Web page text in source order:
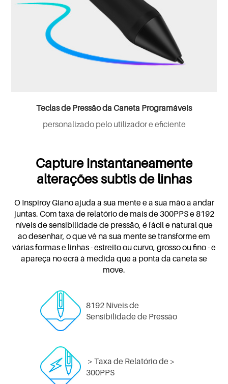
Teclas de Pressão da Caneta Programáveis
personalizado pelo utilizador e eficiente
Capture instantaneamente
alterações subtis de linhas
O Inspiroy Giano ajuda a sua mente e a sua mão a andar
juntas. Com taxa de relatório de mais de 300PPS e 8192
níveis de sensibilidade de pressão, é fácil e natural que
ao desenhar, o que vê na sua mente se transforme em
várias formas e linhas - estreito ou curvo, grosso ou fino - e
apareça no ecrã à medida que a ponta da caneta se
move.
8192 Níveis de
Sensibilidade de Pressão
＞Taxa de Relatório de >
300PPS